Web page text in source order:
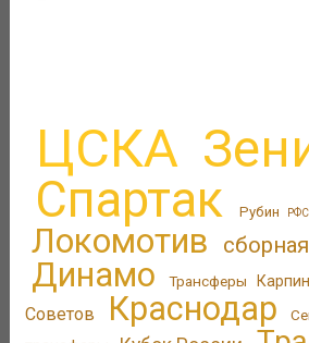
ЦСКА
Спартак Рубин РФС
Локомотив
Динамо Трансферы Карпин
Советов
Краснодар